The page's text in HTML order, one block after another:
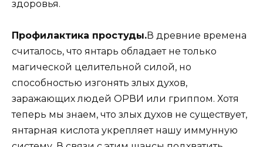
здоровья.
Профилактика простуды.В древние времена
считалось, что янтарь обладает не только
магической целительной силой, но
способностью изгонять злых духов,
заражающих людей ОРВИ или гриппом. Хотя
теперь мы знаем, что злых духов не существует,
янтарная кислота укрепляет нашу иммунную